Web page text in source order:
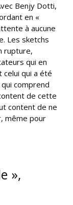
Benjy Dotti,
en «
à aucune
Les sketchs
rupture,
qui en
qui a été
comprend
de cette
content de ne
même pour
»,